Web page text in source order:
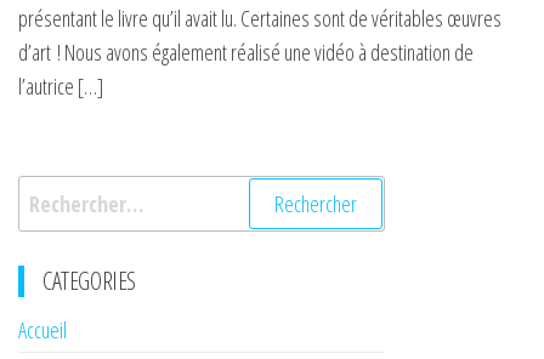
présentant le livre qu’il avait lu. Certaines sont de véritables œuvres
d’art ! Nous avons également réalisé une vidéo à destination de
l’autrice […]
Rechercher :
CATEGORIES
Accueil